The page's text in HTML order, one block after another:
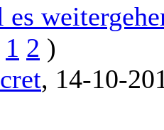
1 2 )
, 14-10-